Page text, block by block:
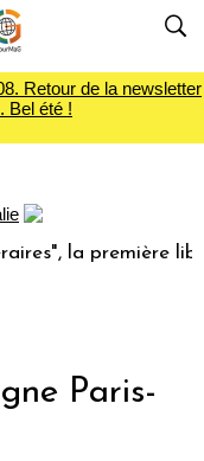
Retour de la newsletter
Bel été !
la première
Paris-